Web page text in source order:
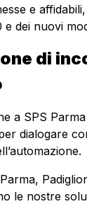
e
e dei nuovi
di
a SPS
dialogare
le nostre